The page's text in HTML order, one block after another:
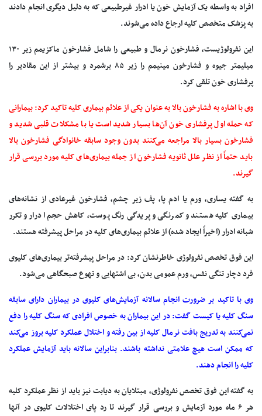
افراد به واسطه یک آزمایش خون یا ادرار غیرطبیعی که به دلیل دیگری انجام دادند
به پزشک متخصص کلیه ارجاع داده می‌شوند.
این نفرولوژیست، فشارخون نرمال و طبیعی را شامل فشارخون ماکزیمم زیر ۱۳۰
میلیمتر جیوه و فشارخون مینیمم را زیر ۸۵ برشمرد و بیشتر از این مقادیر را
پرفشاری خون تلقی کرد.
وی با اشاره به فشارخون بالا به عنوان یکی از علائم بیماری کلیه تاکید کرد: بیمارانی
که حمله اول پرفشاری خون آن‌ها بسیار شدید است یا با مشکلات قلبی شدید و
فشارخون بسیار بالا مراجعه می‌کنند بدون وجود سابقه خانوادگی فشارخون بالا
باید حتماً از نظر علل ثانویه فشارخون از جمله بیماری‌های کلیه مورد بررسی قرار
گیرند.
به گفته یساری، ورم یا ادم پا، پف زیر چشم، فشارخون غیرعادی از نشانه‌های
بیماری کلیه هستند و کمرنگی و پریدگی رنگ پوست، کاهش حجم ادرار و تکرر
شبانه ادرار (اخیراً ایجاد شده) از علائم بیماری‌های کلیه در مراحل پیشرفته هستند.
این فوق تخصص نفرولوژی خاطرنشان کرد: در مراحل پیشرفته‌تر بیماری‌های کلیوی
فرد دچار تنگی نفس، ورم عمومی بدن، بی اشتهایی و تهوع صبحگاهی می‌شود.
وی با تاکید بر ضرورت انجام سالانه آزمایش‌های کلیوی در بیماران دارای سابقه
سنگ کلیه یا کیست گفت: در این بیماران به خصوص افرادی که سنگ کلیه را دفع
نمی‌کنند به تدریج بافت نرمال کلیه از بین رفته و اختلال عملکرد کلیه بروز می‌کند
که ممکن است هیچ علامتی نداشته باشند. بنابراین سالانه باید آزمایش عملکرد
کلیه را انجام دهند.
به گفته این فوق تخصص نفرولوژی، مبتلایان به دیابت نیز باید از نظر عملکرد کلیه
هر ۶ ماه مورد آزمایش و بررسی قرار گیرند تا رد پای اختلالات کلیوی در آنها